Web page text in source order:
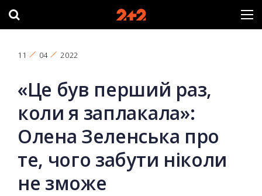
11 04 2022
«Це був перший раз,
коли я заплакала»:
Олена Зеленська про
те, чого забути ніколи
не зможе